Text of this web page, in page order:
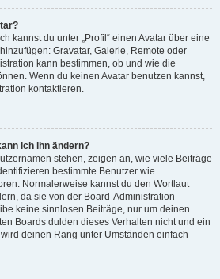
kannst du unter „Profil“ einen Avatar über eine
Gravatar, Galerie, Remote oder
kann bestimmen, ob und wie die
Wenn du keinen Avatar benutzen kannst,
kontaktieren.
ich ihn ändern?
stehen, zeigen an, wie viele Beiträge
bestimmte Benutzer wie
Normalerweise kannst du den Wortlaut
da sie von der Board-Administration
keine sinnlosen Beiträge, nur um deinen
Boards dulden dieses Verhalten nicht und ein
deinen Rang unter Umständen einfach